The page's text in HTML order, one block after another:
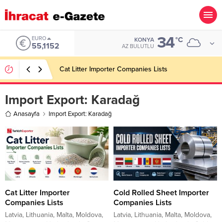
EURO
55,1152
KONYA
AZ BULUTLU 34°C
Cat Litter Importer Companies Lists
Import Export: Karadağ
Anasayfa Import Export: Karadağ
Cat Litter Importer
Companies Lists
Latvia, Lithuania, Malta, Moldova,
Cold Rolled Sheet Importer
Companies Lists
Latvia, Lithuania, Malta, Moldova,